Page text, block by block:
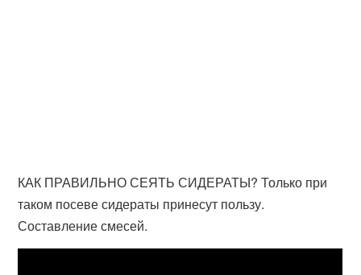
КАК ПРАВИЛЬНО СЕЯТЬ СИДЕРАТЫ? Только при
таком посеве сидераты принесут пользу.
Составление смесей.